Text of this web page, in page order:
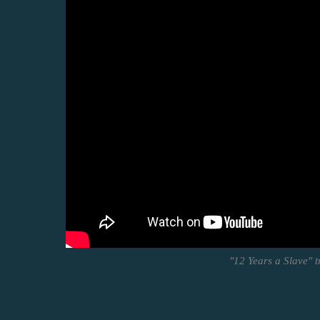
"12 Years a Slave"